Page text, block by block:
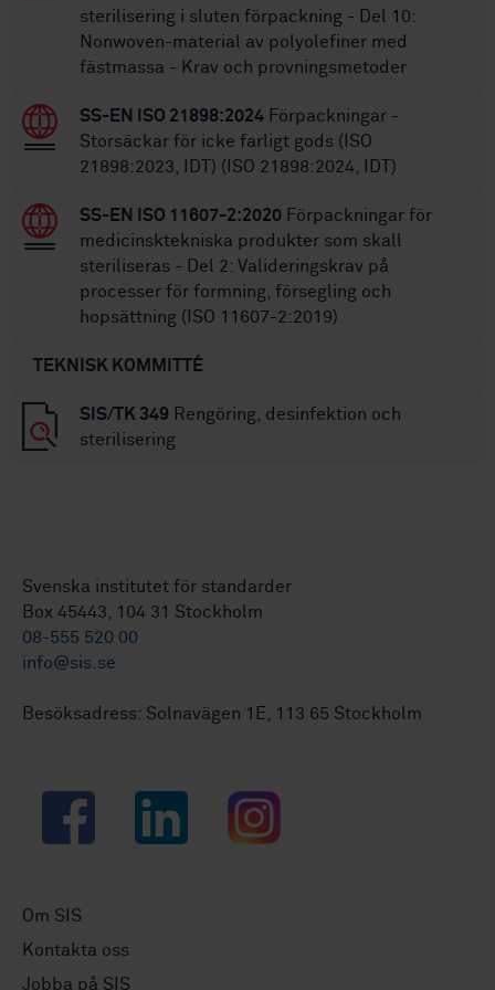
sterilisering i sluten förpackning - Del 10:
Nonwoven-material av polyolefiner med
fästmassa - Krav och provningsmetoder
SS-EN ISO 21898:2024 Förpackningar -
Storsäckar för icke farligt gods (ISO
21898:2023, IDT) (ISO 21898:2024, IDT)
SS-EN ISO 11607-2:2020 Förpackningar för
medicinsktekniska produkter som skall
steriliseras - Del 2: Valideringskrav på
processer för formning, försegling och
hopsättning (ISO 11607-2:2019)
TEKNISK KOMMITTÉ
SIS/TK 349 Rengöring, desinfektion och
sterilisering
Svenska institutet för standarder
Box 45443, 104 31 Stockholm
08-555 520 00
info@sis.se
Besöksadress: Solnavägen 1E, 113 65 Stockholm
Facebook LinkedIn Instagram
Om SIS
Kontakta oss
Jobba på SIS